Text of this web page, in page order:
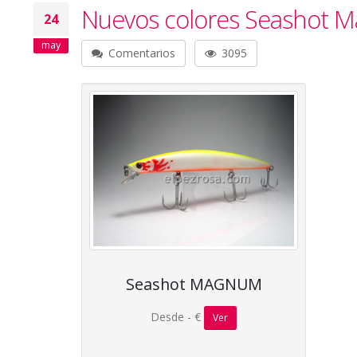
24
may
Nuevos colores Seashot
Comentarios 3095
Seashot MAGNUM
Desde - € Ver